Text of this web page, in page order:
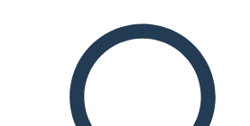
Skopiuj tę scenorys
STWÓRZ SCENORYS